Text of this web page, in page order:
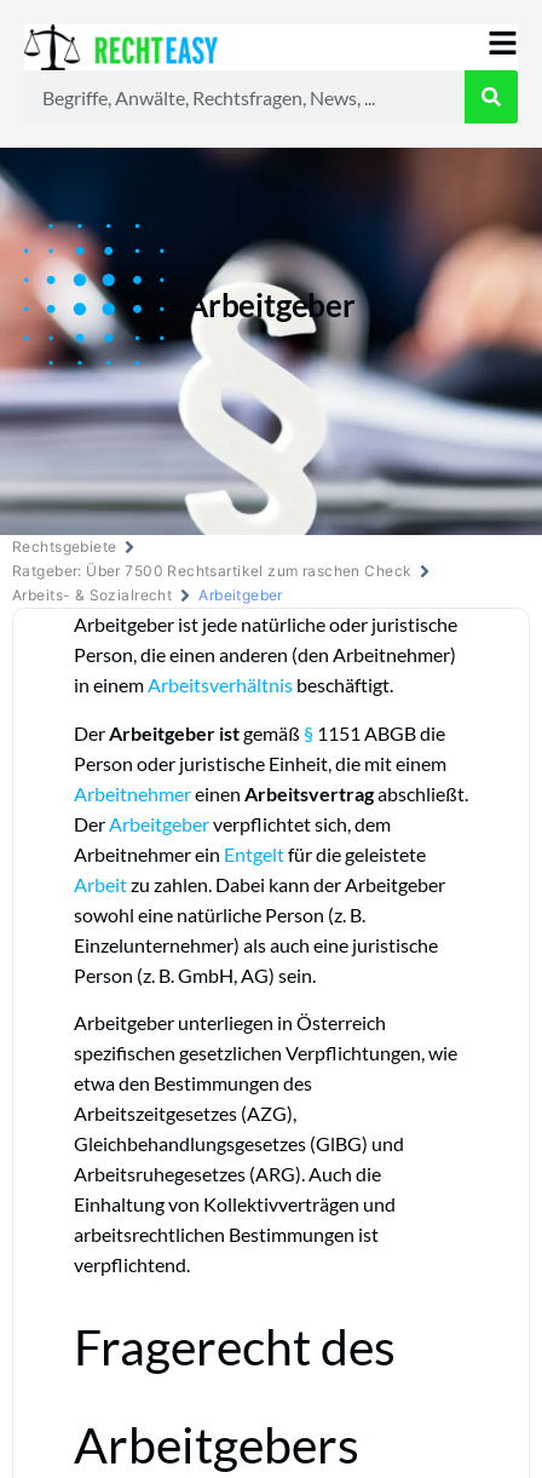
Arbeitgeber
Rechtsgebiete
Ratgeber: Über 7500 Rechtsartikel zum raschen Check
Arbeits- & Sozialrecht
Arbeitgeber
Arbeitgeber ist jede natürliche oder juristische
Person, die einen anderen (den Arbeitnehmer)
in einemArbeitsverhältnis beschäftigt.
DerArbeitgeber istgemäß § 1151 ABGB die
Person oder juristische Einheit, die mit einem
Arbeitnehmereinen Arbeitsvertragabschließt.
DerArbeitgeberverpflichtet sich, dem
Arbeitnehmer ein Entgeltfür die geleistete
Arbeitzu zahlen. Dabei kann der Arbeitgeber
sowohl eine natürliche Person (z. B.
Einzelunternehmer) als auch eine juristische
Person (z. B. GmbH, AG) sein.
Arbeitgeber unterliegen in Österreich
spezifischen gesetzlichen Verpflichtungen, wie
etwa den Bestimmungen des
Arbeitszeitgesetzes (AZG),
Gleichbehandlungsgesetzes (GlBG) und
Arbeitsruhegesetzes (ARG). Auch die
Einhaltung von Kollektivverträgen und
arbeitsrechtlichen Bestimmungen ist
verpflichtend.
Fragerecht des
Arbeitgebers